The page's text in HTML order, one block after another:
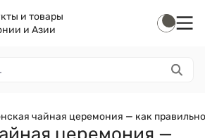
и товары
и Азии
чайная церемония — как